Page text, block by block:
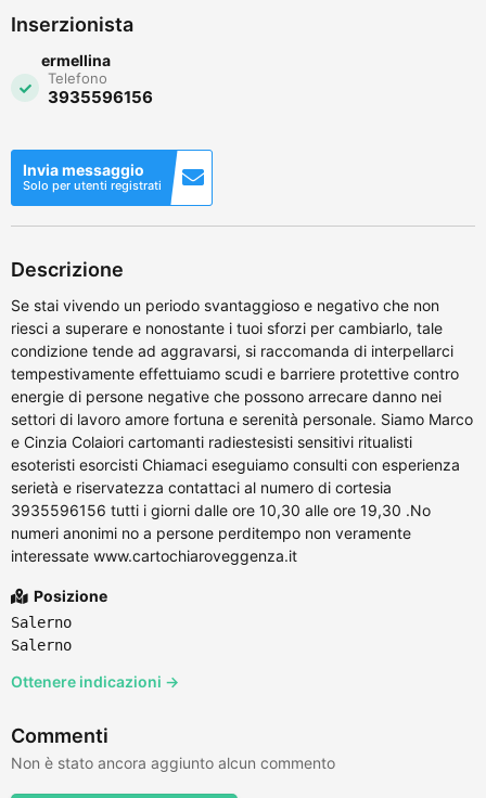
Inserzionista
ermellina
Telefono
3935596156
Invia messaggio
Solo per utenti registrati
Descrizione
Se stai vivendo un periodo svantaggioso e negativo che non
riesci a superare e nonostante i tuoi sforzi per cambiarlo, tale
condizione tende ad aggravarsi, si raccomanda di interpellarci
tempestivamente effettuiamo scudi e barriere protettive contro
energie di persone negative che possono arrecare danno nei
settori di lavoro amore fortuna e serenità personale. Siamo Marco
e Cinzia Colaiori cartomanti radiestesisti sensitivi ritualisti
esoteristi esorcisti Chiamaci eseguiamo consulti con esperienza
serietà e riservatezza contattaci al numero di cortesia
3935596156 tutti i giorni dalle ore 10,30 alle ore 19,30 .No
numeri anonimi no a persone perditempo non veramente
interessate www.cartochiaroveggenza.it
Posizione
Salerno
Salerno
Ottenere indicazioni →
Commenti
Non è stato ancora aggiunto alcun commento